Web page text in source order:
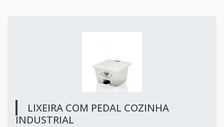
LIXEIRA COM PEDAL COZINHA
INDUSTRIAL